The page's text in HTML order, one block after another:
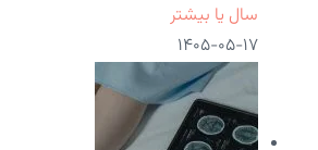
سال یا بیشتر
۱۴۰۵-۰۵-۱۷